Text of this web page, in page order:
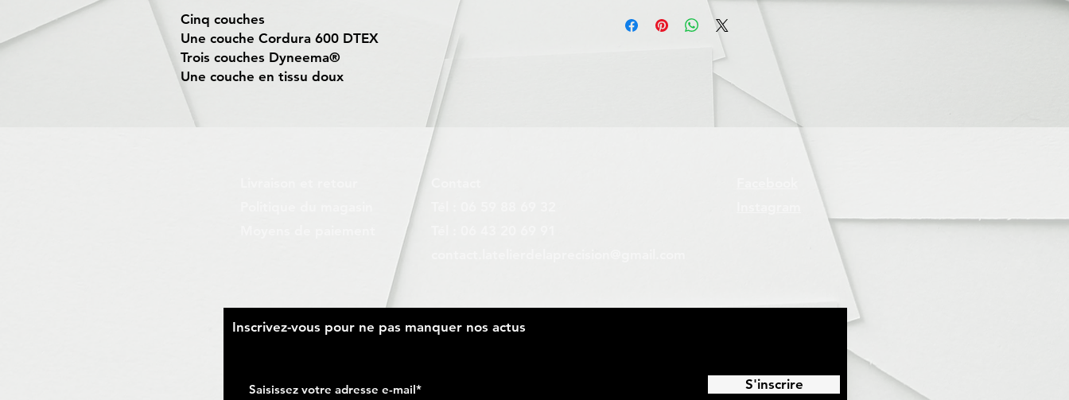
Cinq couches
Une couche Cordura 600 DTEX
Trois couches Dyneema®
Une couche en tissu doux
​Inscrivez-vous pour ne pas manquer nos actus
S'inscrire